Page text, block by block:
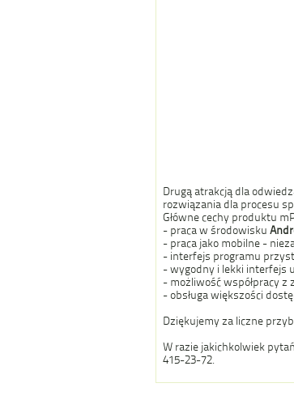
Drugą atrakcją dla
rozwiązania dla procesu
Główne cechy produktu
- praca w środowisku
- praca jako mobilne -
- interfejs programu
- wygodny i lekki interfejs
- możliwość współpracy
- obsługa większości
Dziękujemy za liczne
W razie jakichkolwiek
415-23-72.